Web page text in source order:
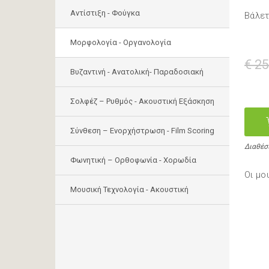
Αντίστιξη - Φούγκα
Μορφολογία - Οργανολογία
Bυζαντινή - Ανατολική- Παραδοσιακή
Σολφέζ – Ρυθμός - Ακουστική Εξάσκηση
Σύνθεση – Ενορχήστρωση - Film Scoring
Φωνητική – Ορθοφωνία - Χορωδία
Μουσική Τεχνολογία - Ακουστική
€
Οι